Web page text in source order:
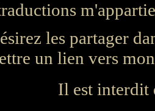
les partager
un lien vers
Il est interdit